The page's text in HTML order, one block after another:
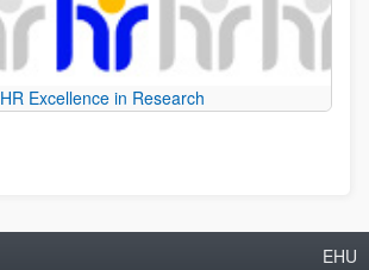
HR Excellence in Research
EHU